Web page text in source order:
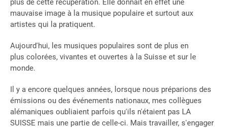
mauvaise image à la musique populaire et surtout aux
artistes qui la pratiquent.
Aujourd'hui, les musiques populaires sont de plus en
plus colorées, vivantes et ouvertes à la Suisse et sur le
monde.
Il y a encore quelques années, lorsque nous préparions des
émissions ou des événements nationaux, mes collègues
alémaniques oubliaient parfois qu'ils n'étaient pas LA
SUISSE mais une partie de celle-ci. Mais travailler, s'engager